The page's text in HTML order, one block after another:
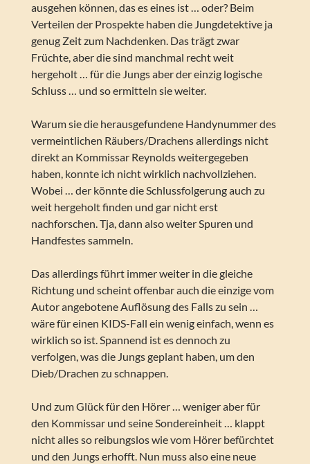
ausgehen können, das es eines ist … oder? Beim
Verteilen der Prospekte haben die Jungdetektive ja
genug Zeit zum Nachdenken. Das trägt zwar
Früchte, aber die sind manchmal recht weit
hergeholt … für die Jungs aber der einzig logische
Schluss … und so ermitteln sie weiter.
Warum sie die herausgefundene Handynummer des
vermeintlichen Räubers/Drachens allerdings nicht
direkt an Kommissar Reynolds weitergegeben
haben, konnte ich nicht wirklich nachvollziehen.
Wobei … der könnte die Schlussfolgerung auch zu
weit hergeholt finden und gar nicht erst
nachforschen. Tja, dann also weiter Spuren und
Handfestes sammeln.
Das allerdings führt immer weiter in die gleiche
Richtung und scheint offenbar auch die einzige vom
Autor angebotene Auflösung des Falls zu sein …
wäre für einen KIDS-Fall ein wenig einfach, wenn es
wirklich so ist. Spannend ist es dennoch zu
verfolgen, was die Jungs geplant haben, um den
Dieb/Drachen zu schnappen.
Und zum Glück für den Hörer … weniger aber für
den Kommissar und seine Sondereinheit … klappt
nicht alles so reibungslos wie vom Hörer befürchtet
und den Jungs erhofft. Nun muss also eine neue